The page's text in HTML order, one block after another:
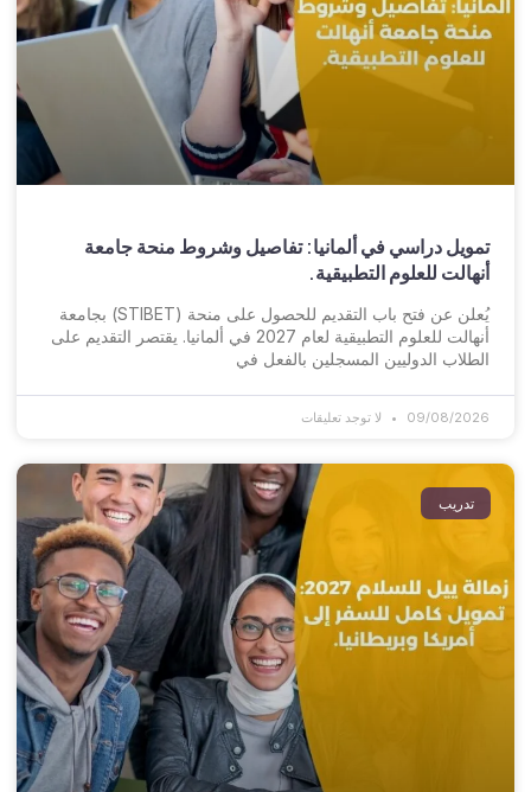
تمويل دراسي في ألمانيا: تفاصيل وشروط منحة جامعة
أنهالت للعلوم التطبيقية.
يُعلن عن فتح باب التقديم للحصول على منحة (STIBET) بجامعة
أنهالت للعلوم التطبيقية لعام 2027 في ألمانيا. يقتصر التقديم على
الطلاب الدوليين المسجلين بالفعل في
09/08/2026 لا توجد تعليقات
تدريب